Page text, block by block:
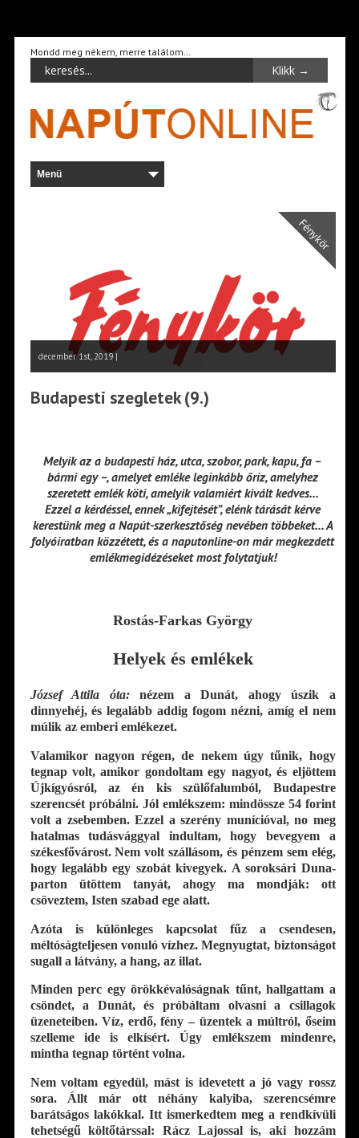
Mondd meg nékem, merre találom…
Fénykör
december 1st, 2019 |
Budapesti szegletek (9.)
Melyik az a budapesti ház, utca, szobor, park, kapu, fa –
bármi egy –, amelyet emléke leginkább őriz, amelyhez
szeretett emlék köti, amelyik valamiért kivált kedves…
Ezzel a kérdéssel, ennek „kifejtését”, elénk tárását kérve
kerestünk meg a Napút-szerkesztőség nevében többeket… A
folyóiratban közzétett, és a naputonline-on már megkezdett
emlékmegidézéseket most folytatjuk!
Rostás-Farkas György
Helyek és emlékek
József Attila óta:nézem a Dunát, ahogy úszik a
dinnyehéj, és legalább addig fogom nézni, amíg el nem
múlik az emberi emlékezet.
Valamikor nagyon régen, de nekem úgy tűnik, hogy
tegnap volt, amikor gondoltam egy nagyot, és eljöttem
Újkígyósról, az én kis szülőfalumból, Budapestre
szerencsét próbálni. Jól emlékszem: mindössze 54 forint
volt a zsebemben. Ezzel a szerény munícióval, no meg
hatalmas tudásvággyal indultam, hogy bevegyem a
székesfővárost. Nem volt szállásom, és pénzem sem elég,
hogy legalább egy szobát kivegyek. A soroksári Duna-
parton ütöttem tanyát, ahogy ma mondják: ott
csöveztem, Isten szabad ege alatt.
Azóta is különleges kapcsolat fűz a csendesen,
méltóságteljesen vonuló vízhez. Megnyugtat, biztonságot
sugall a látvány, a hang, az illat.
Minden perc egy örökkévalóságnak tűnt, hallgattam a
csöndet, a Dunát, és próbáltam olvasni a csillagok
üzeneteiben. Víz, erdő, fény – üzentek a múltról, őseim
szelleme ide is elkísért. Úgy emlékszem mindenre,
mintha tegnap történt volna.
Nem voltam egyedül, mást is idevetett a jó vagy rossz
sora. Állt már ott néhány kalyiba, szerencsémre
barátságos lakókkal. Itt ismerkedtem meg a rendkívüli
tehetségű költőtárssal: Rácz Lajossal is, aki hozzám